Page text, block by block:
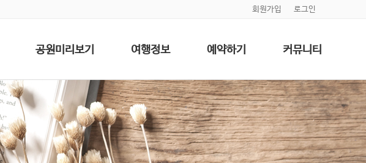
회원가입 로그인
공원미리보기 여행정보 예약하기 커뮤니티